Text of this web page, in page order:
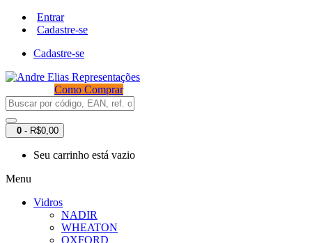
Entrar
Cadastre-se
Cadastre-se
Como Comprar
0 - R$0,00
Seu carrinho está vazio
Menu
Vidros
NADIR
WHEATON
OXFORD